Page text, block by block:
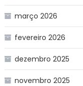
março 2026
fevereiro 2026
dezembro 2025
novembro 2025